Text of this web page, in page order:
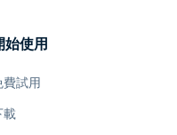
始使用
費試用
載